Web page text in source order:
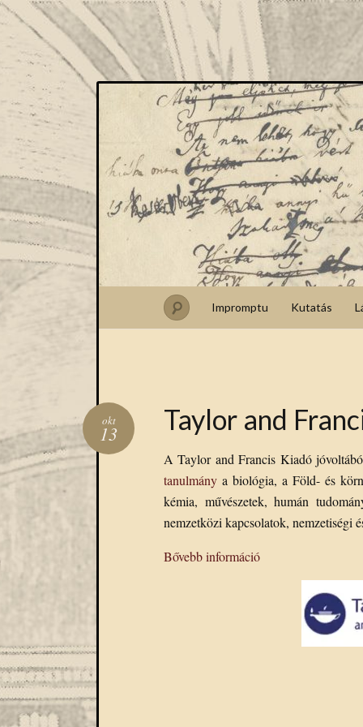
Impromptu Kutatás
Taylor and
okt
13
A Taylor and Francis Kiadó
tanulmány a biológia, a Föld- és
kémia, művészetek, humán
nemzetközi kapcsolatok, nemzetiségi
Bővebb információ